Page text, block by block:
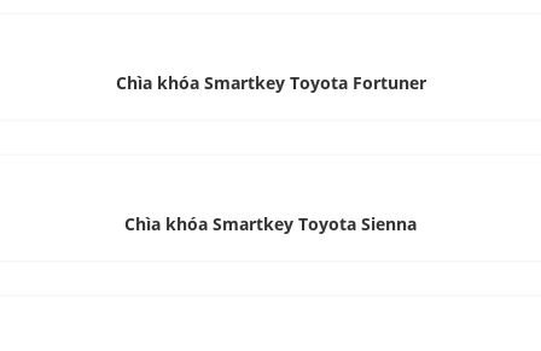
Chìa khóa Smartkey Toyota Fortuner
Chìa khóa Smartkey Toyota Sienna